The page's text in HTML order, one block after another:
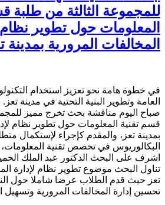
للمجموعة الثالثة من طلبة
المعلومات حول تطوير نظام
المخالفات المرورية بمدينة
في خطوة هامة نحو تعزيز استخدام
العامة وتطوير البنية التحتية في مدينة
صباح اليوم مناقشة بحث تخرج مميز
قسم تقنية المعلومات حول تطوير نظام
بمدينة تعز، والمقدم كإجراء لإستكمال
البكالوريوس في تخصص تقنية المعلومات،
اشرف على البحث الدكتور عبد الملك
تناول البحث موضوع تطوير نظام لإدارة
تعز حيث قدم الطلاب عرضا شاملا حول
تحسين إدارة المخالفات المرورية وتسهيل